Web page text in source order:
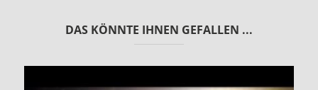
DAS KÖNNTE IHNEN GEFALLEN ...